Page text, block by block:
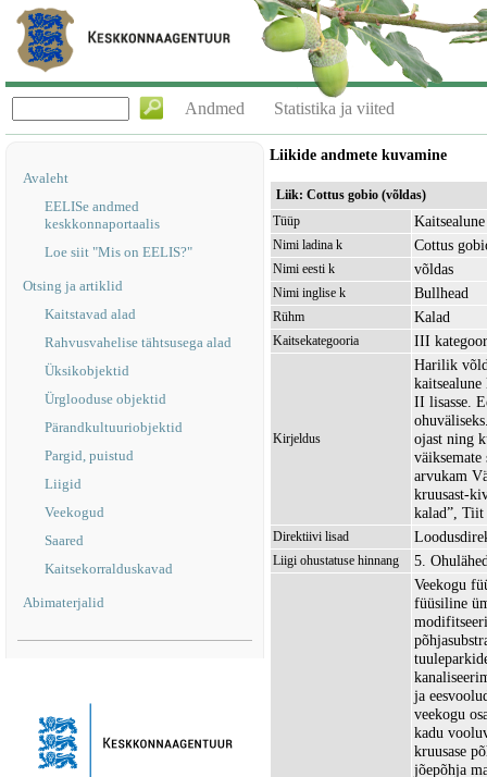
Andmed Statistika ja viited
Avaleht
EELISe andmed
keskkonnaportaalis
Loe siit "Mis on EELIS?"
Otsing ja artiklid
Kaitstavad alad
Rahvusvahelise tähtsusega alad
Üksikobjektid
Ürglooduse objektid
Pärandkultuuriobjektid
Pargid, puistud
Liigid
Veekogud
Saared
Kaitsekorralduskavad
Abimaterjalid
Liikide andmete kuvamine
Liik: Cottus gobio (võldas)
Tüüp
Nimi ladina k Cottus
Nimi eesti k võldas
Nimi inglise k Bullhead
Rühm Kalad
Kaitsekategooria III
Kirjeldus
Harilik
II lisasse.
ojast ning
arvukam
kruusast-
kalad”,
Direktiivi lisad
Liigi ohustatuse hinnang 5.
Veekogu
füüsiline
ja
veekogu
kadu
kruusase
jõepõhja